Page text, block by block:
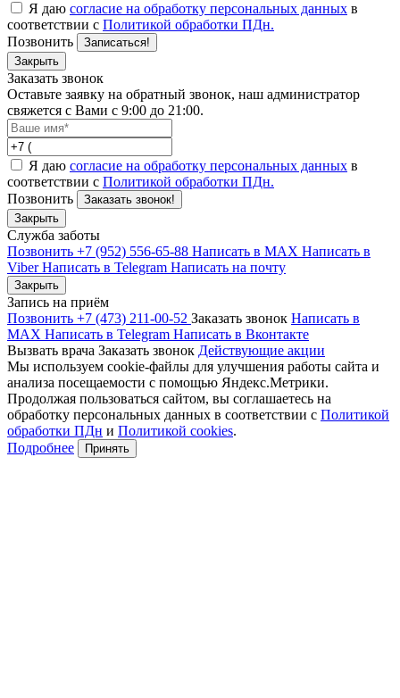
Я даю согласие на обработку персональных данных в
соответствии с Политикой обработки ПДн.
Позвонить
Записаться!
Закрыть
Заказать звонок
Оставьте заявку на обратный звонок, наш администратор
свяжется с Вами с 9:00 до 21:00.
Я даю согласие на обработку персональных данных в
соответствии с Политикой обработки ПДн.
Позвонить
Заказать звонок!
Закрыть
Служба заботы
Позвонить +7 (952) 556-65-88 Написать в MAX Написать в
ViberНаписать в Telegram Написать на почту
Закрыть
Запись на приём
Позвонить +7 (473) 211-00-52 Заказать звонок Написать в
MAX Написать в Telegram Написать в Вконтакте
Вызвать врача Заказать звонок Действующие акции
Мы используем cookie-файлы для улучшения работы сайта и
анализа посещаемости с помощью Яндекс.Метрики.
Продолжая пользоваться сайтом, вы соглашаетесь на
обработку персональных данных в соответствии с Политикой
обработки ПДн и Политикой cookies.
Подробнее
Принять